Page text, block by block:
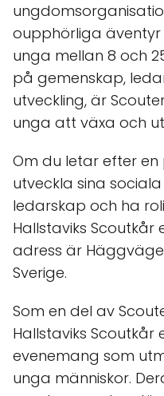
oupphörliga
unga mellan 8 och
på gemenskap,
utveckling, är
unga att växa och
Om du letar efter
utveckla sina
ledarskap och ha
Hallstaviks Scoutkår
adress är
Sverige.
Som en del av
Hallstaviks
evenemang som
unga människor.